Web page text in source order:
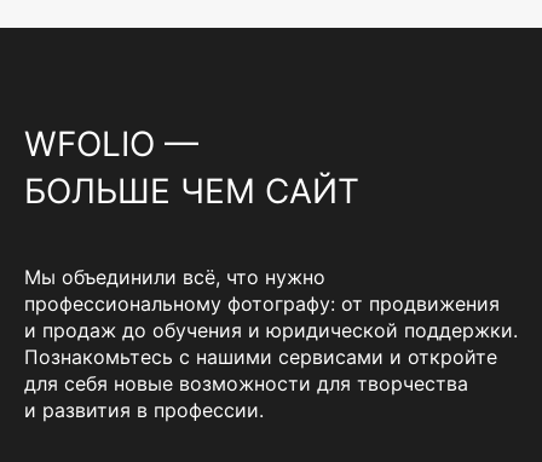
WFOLIO —
БОЛЬШЕ ЧЕМ САЙТ
Мы объединили всё, что нужно
профессиональному фотографу: от продвижения
и продаж до обучения и юридической поддержки.
Познакомьтесь с нашими сервисами и откройте
для себя новые возможности для творчества
и развития в профессии.